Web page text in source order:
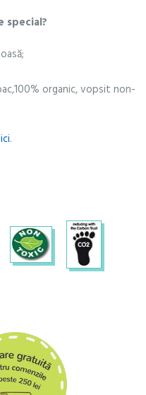
special?
organic, vopsit non-
.